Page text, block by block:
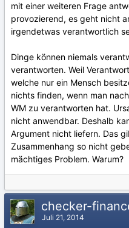
mit einer weiteren Frage
provozierend, es geht nicht
irgendetwas verantwortlich
Dinge können niemals
verantworten. Weil
welche nur ein Mensch
nichts finden, wenn man
WM zu verantworten hat.
nicht anwendbar. Deshalb
Argument nicht liefern. Das
Zusammenhang so nicht
mächtiges Problem. Warum?
checker-
Juli 21, 2014